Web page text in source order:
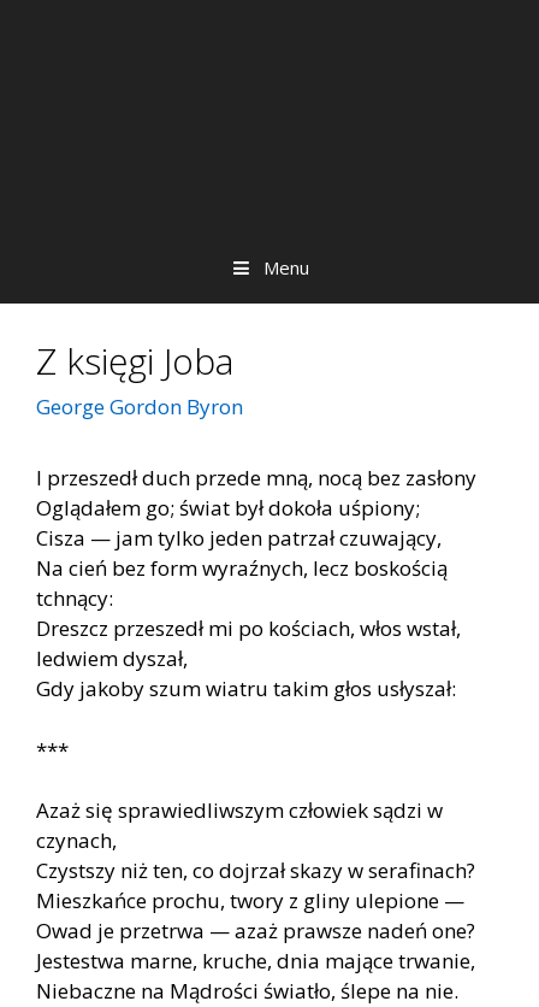
Menu
Z księgi Joba
George Gordon Byron
I przeszedł duch przede mną, nocą bez zasłony
Oglądałem go; świat był dokoła uśpiony;
Cisza — jam tylko jeden patrzał czuwający,
Na cień bez form wyraźnych, lecz boskością
tchnący:
Dreszcz przeszedł mi po kościach, włos wstał,
ledwiem dyszał,
Gdy jakoby szum wiatru takim głos usłyszał:
***
Azaż się sprawiedliwszym człowiek sądzi w
czynach,
Czystszy niż ten, co dojrzał skazy w serafinach?
Mieszkańce prochu, twory z gliny ulepione —
Owad je przetrwa — azaż prawsze nadeń one?
Jestestwa marne, kruche, dnia mające trwanie,
Niebaczne na Mądrości światło, ślepe na nie.